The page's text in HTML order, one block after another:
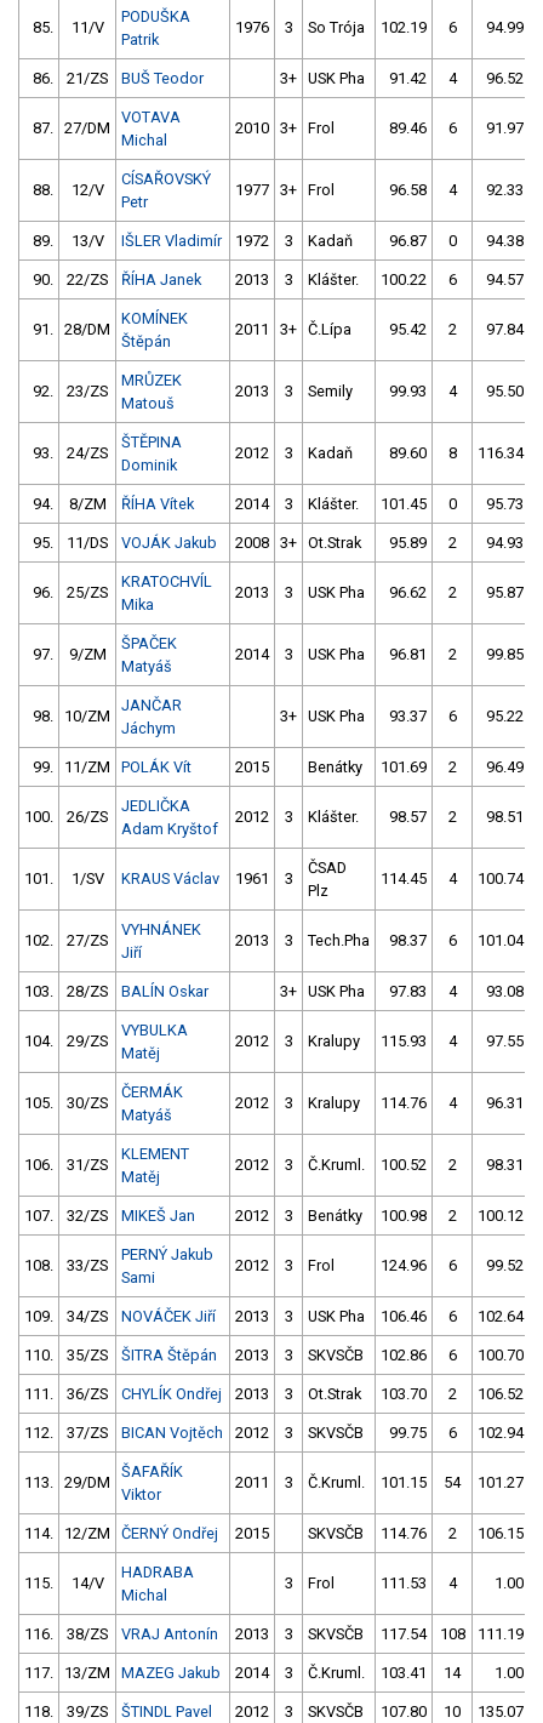
85. 11/V
PODUŠKA
Patrik
1976 3 So Trója 102.19 6 94.99
86. 21/ZS BUŠ Teodor 3+ USK Pha 91.42 4 96.52
87. 27/DM
VOTAVA
Michal
2010 3+ Frol 89.46 6 91.97
88. 12/V
CÍSAŘOVSKÝ
Petr
1977 3+ Frol 96.58 4 92.33
89. 13/V IŠLER Vladimír 1972 3 Kadaň 96.87 0 94.38
90. 22/ZS ŘÍHA Janek 2013 3 Klášter. 100.22 6 94.57
91. 28/DM
KOMÍNEK
Štěpán
2011 3+ Č.Lípa 95.42 2 97.84
92. 23/ZS
MRŮZEK
Matouš
2013 3 Semily 99.93 4 95.50
93. 24/ZS
ŠTĚPINA
Dominik
2012 3 Kadaň 89.60 8 116.34
94. 8/ZM ŘÍHA Vítek 2014 3 Klášter. 101.45 0 95.73
95. 11/DS VOJÁK Jakub 2008 3+ Ot.Strak 95.89 2 94.93
96. 25/ZS
KRATOCHVÍL
Mika
2013 3 USK Pha 96.62 2 95.87
97. 9/ZM
ŠPAČEK
Matyáš
2014 3 USK Pha 96.81 2 99.85
98. 10/ZM
JANČAR
Jáchym
3+ USK Pha 93.37 6 95.22
99. 11/ZM POLÁK Vít 2015 Benátky 101.69 2 96.49
100. 26/ZS
JEDLIČKA
Adam Kryštof
2012 3 Klášter. 98.57 2 98.51
101. 1/SV KRAUS Václav 1961 3
ČSAD
Plz
114.45 4 100.74
102. 27/ZS
VYHNÁNEK
Jiří
2013 3 Tech.Pha 98.37 6 101.04
103. 28/ZS BALÍN Oskar 3+ USK Pha 97.83 4 93.08
104. 29/ZS
VYBULKA
Matěj
2012 3 Kralupy 115.93 4 97.55
105. 30/ZS
ČERMÁK
Matyáš
2012 3 Kralupy 114.76 4 96.31
106. 31/ZS
KLEMENT
Matěj
2012 3 Č.Kruml. 100.52 2 98.31
107. 32/ZS MIKEŠ Jan 2012 3 Benátky 100.98 2 100.12
108. 33/ZS
PERNÝ Jakub
Sami
2012 3 Frol 124.96 6 99.52
109. 34/ZS NOVÁČEK Jiří 2013 3 USK Pha 106.46 6 102.64
110. 35/ZS ŠITRA Štěpán 2013 3 SKVSČB 102.86 6 100.70
111. 36/ZS CHYLÍK Ondřej 2013 3 Ot.Strak 103.70 2 106.52
112. 37/ZS BICAN Vojtěch 2012 3 SKVSČB 99.75 6 102.94
113. 29/DM
ŠAFAŘÍK
Viktor
2011 3 Č.Kruml. 101.15 54 101.27
114. 12/ZM ČERNÝ Ondřej 2015 SKVSČB 114.76 2 106.15
115. 14/V
HADRABA
Michal
3 Frol 111.53 4 1.00
116. 38/ZS VRAJ Antonín 2013 3 SKVSČB 117.54 108 111.19
117. 13/ZM MAZEG Jakub 2014 3 Č.Kruml. 103.41 14 1.00
118. 39/ZS ŠTINDL Pavel 2012 3 SKVSČB 107.80 10 135.07